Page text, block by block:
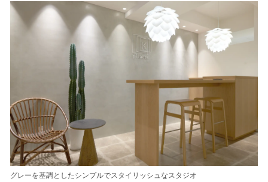
グレーを基調としたシンプルでスタイリッシュなスタジオ